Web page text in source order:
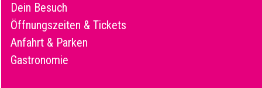
Dein Besuch
Öffnungszeiten & Tickets
Anfahrt & Parken
Gastronomie